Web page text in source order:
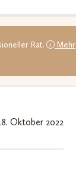
Rat.
Mehr
Oktober 2022